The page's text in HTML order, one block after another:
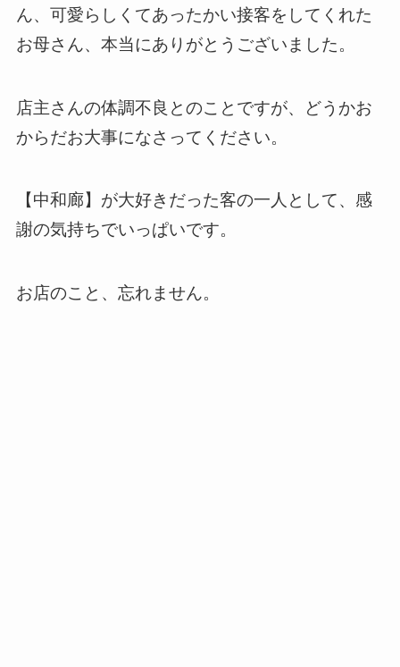
ん、可愛らしくてあったかい接客をしてくれた
お母さん、本当にありがとうございました。
店主さんの体調不良とのことですが、どうかお
からだお大事になさってください。
【中和廊】が大好きだった客の一人として、感
謝の気持ちでいっぱいです。
お店のこと、忘れません。